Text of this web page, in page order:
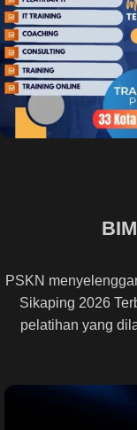
PSKN
Sikaping 2026
pelatihan yang